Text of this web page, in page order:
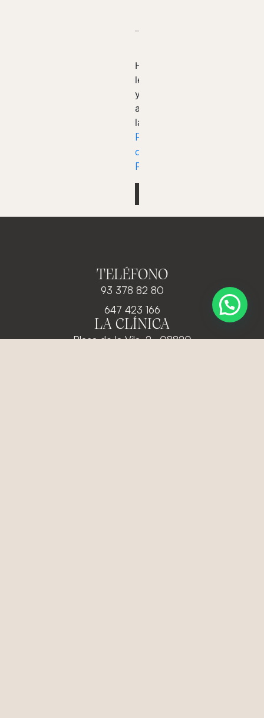
He
leído
y
acepto
la
Política
de
Privacidad.
TELÉFONO
93 378 82 80
647 423 166
LA CLÍNICA
Plaça de la Vila, 2, 08820